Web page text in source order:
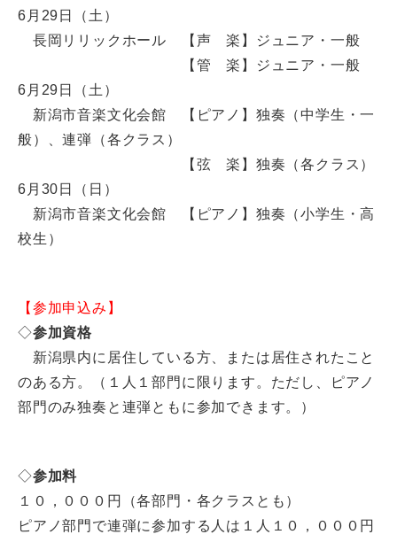
6月29日（土）
長岡リリックホール 【声 楽】ジュニア・一般
【管 楽】ジュニア・一般
6月29日（土）
新潟市音楽文化会館 【ピアノ】独奏（中学生・一
般）、連弾（各クラス）
【弦 楽】独奏（各クラス）
6月30日（日）
新潟市音楽文化会館 【ピアノ】独奏（小学生・高
校生）
【参加申込み】
◇参加資格
新潟県内に居住している方、または居住されたこと
のある方。（１人１部門に限ります。ただし、ピアノ
部門のみ独奏と連弾ともに参加できます。）
◇参加料
１０，０００円（各部門・各クラスとも）
ピアノ部門で連弾に参加する人は１人１０，０００円